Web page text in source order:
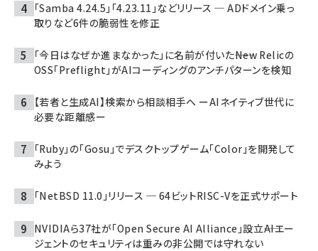
「Samba 4.24.5」「4.23.11」などリリース ─ ADドメイン乗っ
取りなど6件の脆弱性を修正
「今日はなぜか進まなかった」に名前が付いた――New Relicの
OSS「Preflight」がAIコーディングのアンチパターンを検知
【若者と生成AI】検索から相談相手へ ーAIネイティブ世代に
必要な距離感ー
「Ruby」の「Gosu」でデスクトップゲーム「Color」を開発して
みよう
「NetBSD 11.0」リリース ─ 64ビットRISC-Vを正式サポート
NVIDIAら37社が「Open Secure AI Alliance」設立――AIエー
ジェントのセキュリティは重みの非公開では守れない